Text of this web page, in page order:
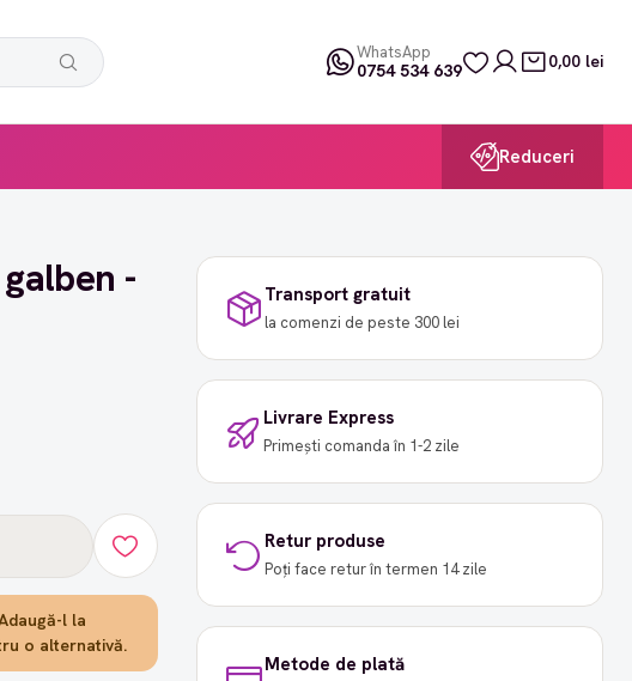
WhatsApp
0754 534 639 0,00 lei
Reduceri
-
l la
o alternativă.
Transport gratuit
la comenzi de peste 300 lei
Livrare Express
Primești comanda în 1-2 zile
Retur produse
Poți face retur în termen 14 zile
Metode de plată